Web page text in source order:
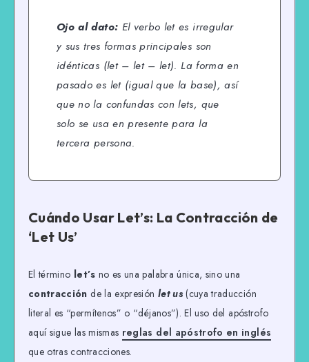
Ojo al dato: El verbo letes irregular
y sus tres formas principales son
idénticas (let – let – let). La forma en
pasado es let(igual que la base), así
que no la confundas conlets, que
solo se usa en presente para la
tercera persona.
Cuándo Usar Let’s: La Contracción de
‘Let Us’
El término let’s no es una palabra única, sino una
contracción de la expresión let us(cuya traducción
literal es “permítenos” o “déjanos”). El uso del apóstrofo
aquí sigue las mismas reglas del apóstrofo en inglés
que otras contracciones.